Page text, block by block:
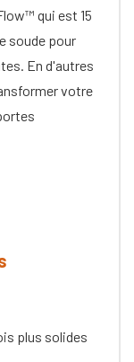
qui est 15
soude pour
En d'autres
votre
plus solides